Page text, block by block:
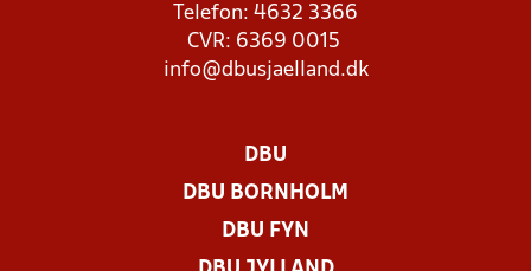
Telefon: 4632 3366
CVR: 6369 0015
info@dbusjaelland.dk
DBU
DBU BORNHOLM
DBU FYN